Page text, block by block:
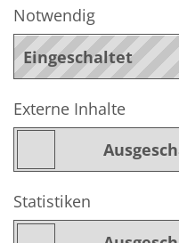
Notwendig
Externe Inhalte
Statistiken